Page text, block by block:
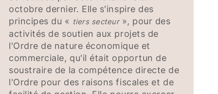
octobre dernier. Elle s'inspire des
principes du « tiers secteur», pour des
activités de soutien aux projets de
l'Ordre de nature économique et
commerciale, qu'il était opportun de
soustraire de la compétence directe de
l'Ordre pour des raisons fiscales et de